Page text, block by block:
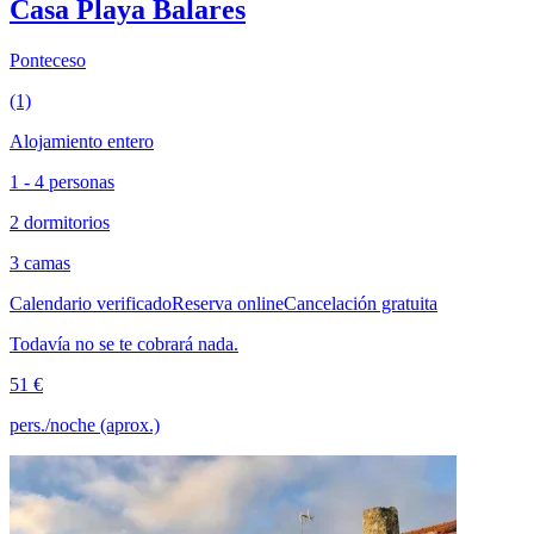
Casa Playa Balares
Ponteceso
(1)
Alojamiento entero
1 - 4 personas
2 dormitorios
3 camas
Calendario verificadoReserva onlineCancelación gratuita
Todavía no se te cobrará nada.
51 €
pers./noche (aprox.)